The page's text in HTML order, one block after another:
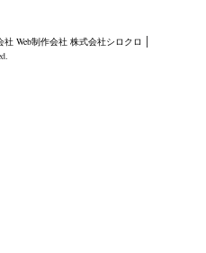
社 Web制作会社 株式会社シロクロ